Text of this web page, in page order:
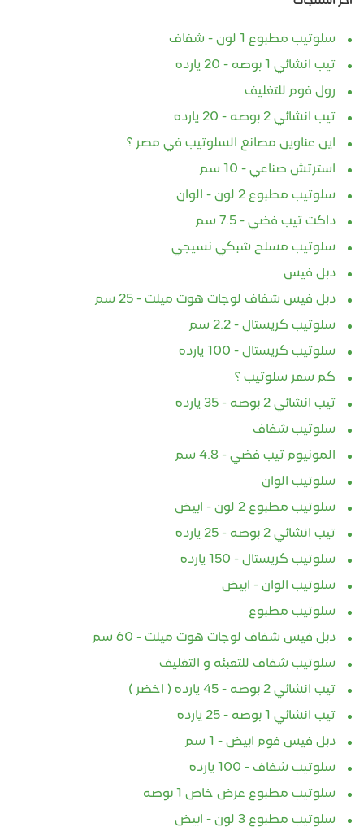
سلوتيب مطبوع 1 لون - شفاف
تيب انشائي 1 بوصه - 20 يارده
رول فوم للتغليف
تيب انشائي 2 بوصه - 20 يارده
اين عناوين مصانع السلوتيب في مصر ؟
استرتش صناعي - 10 سم
سلوتيب مطبوع 2 لون - الوان
داكت تيب فضي - 7.5 سم
سلوتيب مسلح شبكي نسيجي
دبل فيس
دبل فيس شفاف لوجات هوت ميلت - 25 سم
سلوتيب كريستال - 2.2 سم
سلوتيب كريستال - 100 يارده
كم سعر سلوتيب ؟
تيب انشائي 2 بوصه - 35 يارده
سلوتيب شفاف
المونيوم تيب فضي - 4.8 سم
سلوتيب الوان
سلوتيب مطبوع 2 لون - ابيض
تيب انشائي 2 بوصه - 25 يارده
سلوتيب كريستال - 150 يارده
سلوتيب الوان - ابيض
سلوتيب مطبوع
دبل فيس شفاف لوجات هوت ميلت - 60 سم
سلوتيب شفاف للتعبئه و التغليف
تيب انشائي 2 بوصه - 45 يارده ( اخضر )
تيب انشائي 1 بوصه - 25 يارده
دبل فيس فوم ابيض - 1 سم
سلوتيب شفاف - 100 يارده
سلوتيب مطبوع عرض خاص 1 بوصه
سلوتيب مطبوع 3 لون - ابيض